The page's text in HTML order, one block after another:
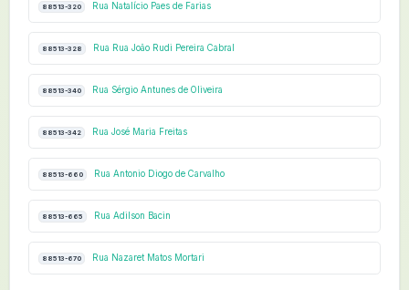
88513-320 Rua Natalício Paes de Farias
88513-328 Rua Rua João Rudi Pereira Cabral
88513-340 Rua Sérgio Antunes de Oliveira
88513-342 Rua José Maria Freitas
88513-660 Rua Antonio Diogo de Carvalho
88513-665 Rua Adilson Bacin
88513-670 Rua Nazaret Matos Mortari